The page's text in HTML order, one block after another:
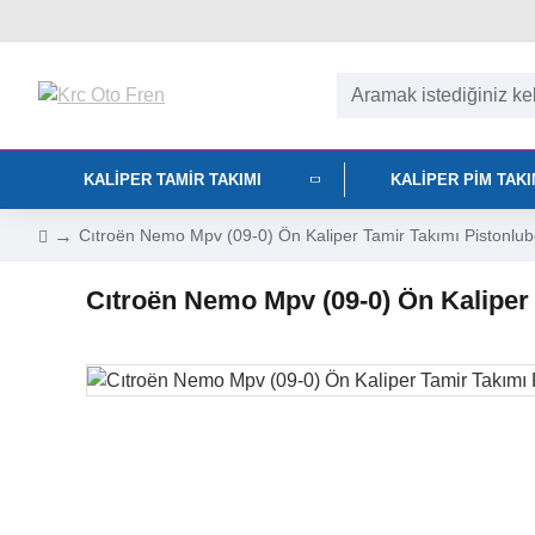
KALIPER TAMIR TAKIMI KALIPER PIM
Cıtroën Nemo Mpv (09-0) Ön Kaliper Tamir Takımı
Cıtroën Nemo Mpv (09-0) Ön